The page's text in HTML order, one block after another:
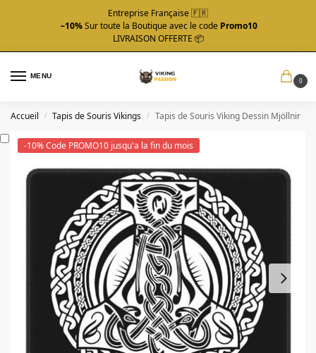
Entreprise Française 🇫🇷
–10%Sur toute la Boutique avec le code Promo10
LIVRAISON OFFERTE 📦
MENU
0
Accueil / Tapis de Souris Vikings / Tapis de Souris Viking Dessin Mjöllnir
-10% Code PROMO10 jusqu'a la fin du mois